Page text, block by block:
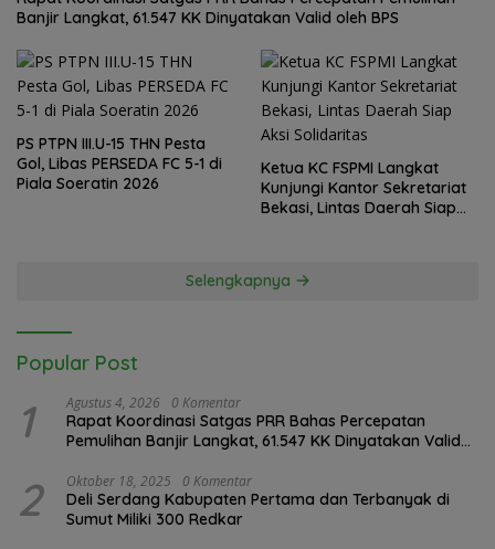
Banjir Langkat, 61.547 KK Dinyatakan Valid oleh BPS
PS PTPN III.U-15 THN Pesta
Gol, Libas PERSEDA FC 5-1 di
Piala Soeratin 2026
Ketua KC FSPMI Langkat
Kunjungi Kantor Sekretariat
Bekasi, Lintas Daerah Siap
Selengkapnya
Popular Post
1 Agustus 4, 2026 0 Komentar
Rapat Koordinasi Satgas PRR Bahas Percepatan
Pemulihan Banjir Langkat, 61.547 KK Dinyatakan Valid
2 Oktober 18, 2025 0 Komentar
Deli Serdang Kabupaten Pertama dan Terbanyak di
Sumut Miliki 300 Redkar